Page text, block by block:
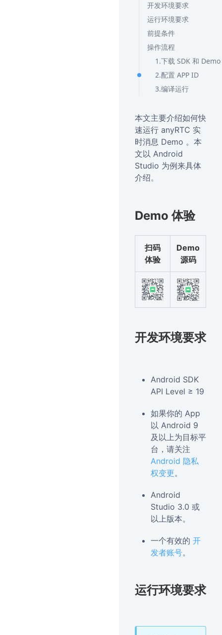
开发环境要求
运行环境要求
前提条件
操作流程
1.下载 SDK 和
2.配置 APP ID
3.编译运行
本文主要介绍如何快
速运行 anyRTC 实
时消息 Demo 。本
文以 Android
Studio 为例来具体
介绍。
Demo 体验
扫码
体验
Demo
源码
开发环境要求
Android SDK
API Level ≥ 19
如果你的 App
以 Android 9
及以上为目标平
台，请关注
Android 隐私
权变更。
Android
Studio 3.0 或
以上版本。
一个有效的 开
发者账号。
运行环境要求